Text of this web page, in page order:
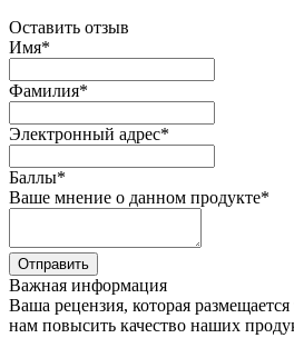
Оставить отзыв
Имя*
Фамилия*
Электронный адрес*
Баллы*
Ваше мнение о данном продукте*
Отправить
Важная информация
Ваша рецензия, которая
нам повысить качество наших